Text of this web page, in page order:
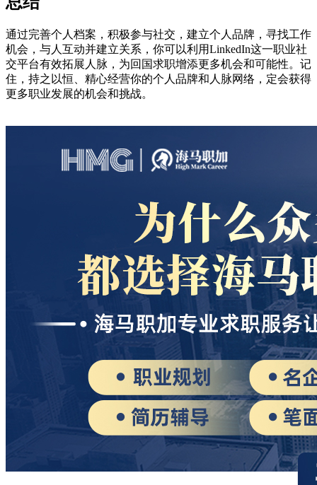
通过完善个人档案，积极参与社交，建立个人品牌，寻找工作
机会，与人互动并建立关系，你可以利用LinkedIn这一职业社
交平台有效拓展人脉，为回国求职增添更多机会和可能性。记
住，持之以恒、精心经营你的个人品牌和人脉网络，定会获得
更多职业发展的机会和挑战。